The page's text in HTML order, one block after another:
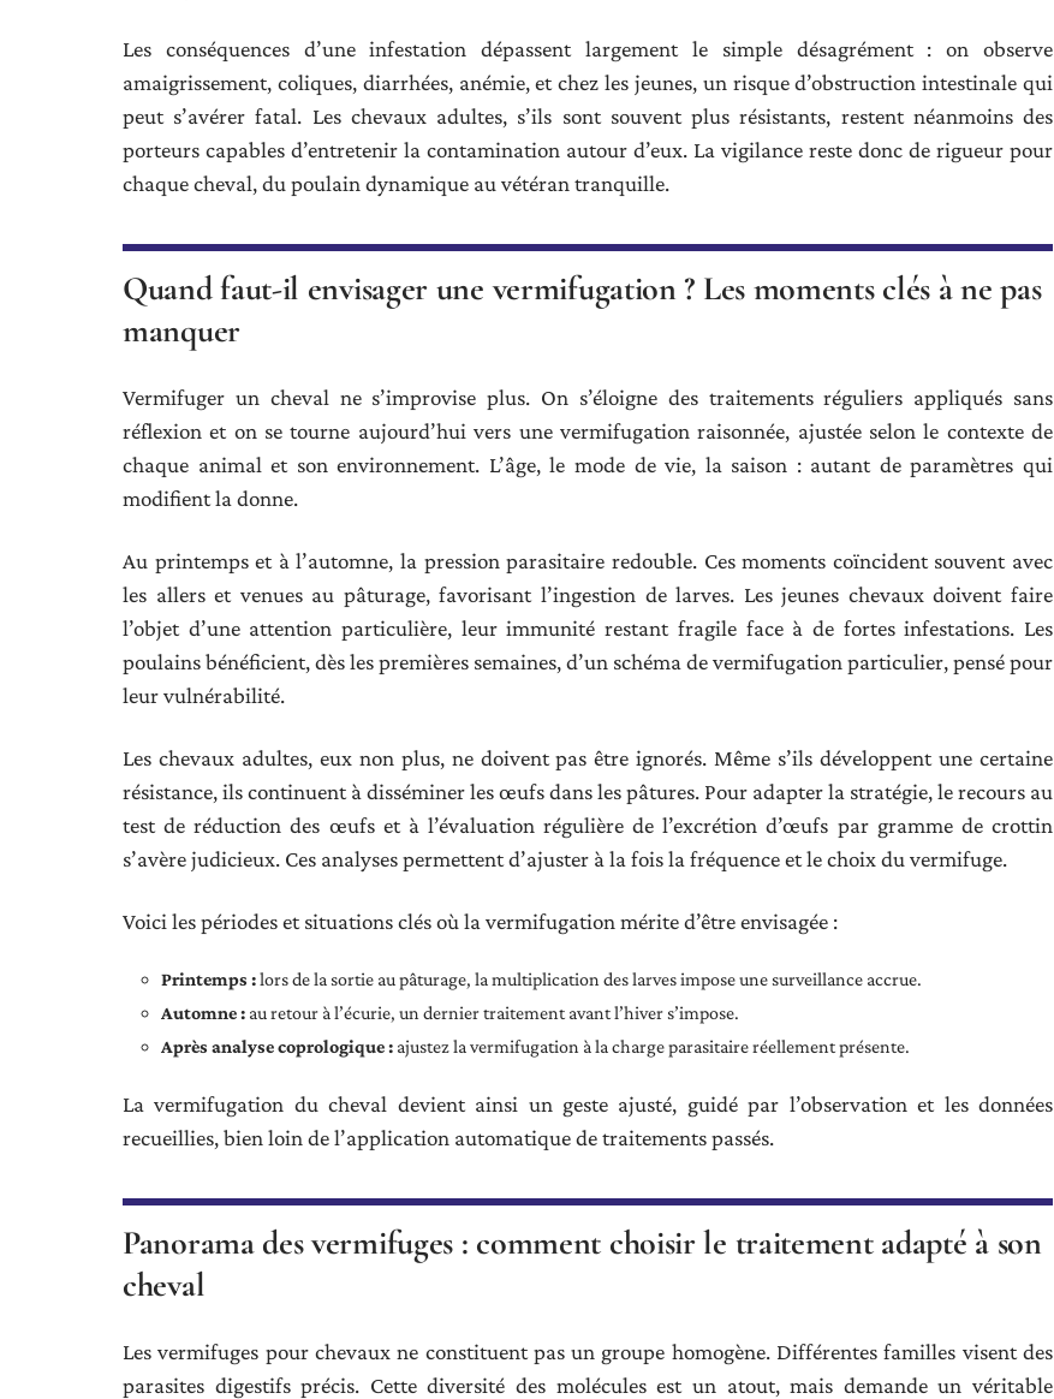
Les conséquences d’une infestation dépassent largement le simple désagrément : on observe
amaigrissement, coliques, diarrhées, anémie, et chez les jeunes, un risque d’obstruction intestinale qui
peut s’avérer fatal. Les chevaux adultes, s’ils sont souvent plus résistants, restent néanmoins des
porteurs capables d’entretenir la contamination autour d’eux. La vigilance reste donc de rigueur pour
chaque cheval, du poulain dynamique au vétéran tranquille.
Quand faut-il envisager une vermifugation ? Les moments clés à ne pas
manquer
Vermifuger un cheval ne s’improvise plus. On s’éloigne des traitements réguliers appliqués sans
réflexion et on se tourne aujourd’hui vers une vermifugation raisonnée, ajustée selon le contexte de
chaque animal et son environnement. L’âge, le mode de vie, la saison : autant de paramètres qui
modifient la donne.
Au printemps et à l’automne, la pression parasitaire redouble. Ces moments coïncident souvent avec
les allers et venues au pâturage, favorisant l’ingestion de larves. Les jeunes chevaux doivent faire
l’objet d’une attention particulière, leur immunité restant fragile face à de fortes infestations. Les
poulains bénéficient, dès les premières semaines, d’un schéma de vermifugation particulier, pensé pour
leur vulnérabilité.
Les chevaux adultes, eux non plus, ne doivent pas être ignorés. Même s’ils développent une certaine
résistance, ils continuent à disséminer les œufs dans les pâtures. Pour adapter la stratégie, le recours au
test de réduction des œufs et à l’évaluation régulière de l’excrétion d’œufs par gramme de crottin
s’avère judicieux. Ces analyses permettent d’ajuster à la fois la fréquence et le choix du vermifuge.
Voici les périodes et situations clés où la vermifugation mérite d’être envisagée :
Printemps :lors de la sortie au pâturage, la multiplication des larves impose une surveillance accrue.
Automne : au retour à l’écurie, un dernier traitement avant l’hiver s’impose.
Après analyse coprologique : ajustez la vermifugation à la charge parasitaire réellement présente.
La vermifugation du cheval devient ainsi un geste ajusté, guidé par l’observation et les données
recueillies, bien loin de l’application automatique de traitements passés.
Panorama des vermifuges : comment choisir le traitement adapté à son
cheval
Les vermifuges pour chevaux ne constituent pas un groupe homogène. Différentes familles visent des
parasites digestifs précis. Cette diversité des molécules est un atout, mais demande un véritable